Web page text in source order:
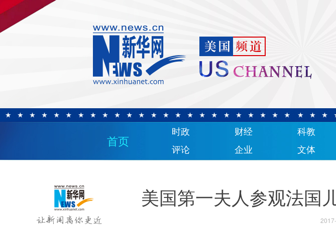
首页
时政 财经 科教
评论
企业 文体
美国第一夫人参观法国